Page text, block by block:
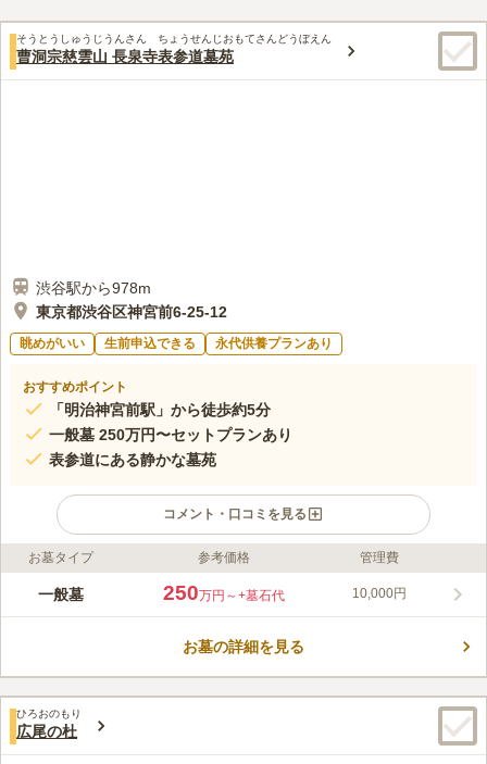
60代男性
自宅近くで花を買い、慈眼院で線香などを用意してもらってい
る。法事の時は渋谷や、恵比寿で飲食店を予約している。
口コミの続きを読む
そうとうしゅうじうんさん ちょうせんじおもてさんどうぼえん
曹洞宗慈雲山 長泉寺表参道墓苑
渋谷駅から978m
東京都渋谷区神宮前6-25-12
眺めがいい 生前申込できる 永代供養プランあり
おすすめポイント
「明治神宮前駅」から徒歩約5分
一般墓 250万円〜セットプランあり
表参道にある静かな墓苑
コメント・口コミを見る
ライフドット編集部のコメント
康平6年（1063）川崎土佐守基家により開基された、曹洞宗の歴
は緑が多くとても静かな環境です。 駅から徒歩約5分、バス停は
口コミ評価
この霊園はまだ誰からも評価されていません。
お墓タイプ 参考価格 管理費
一般墓 250万円～+墓石代 10,000円
お墓の詳細を見る
ひろおのもり
広尾の杜